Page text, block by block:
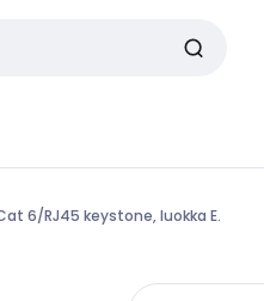
6/RJ45 keystone, luokka E.